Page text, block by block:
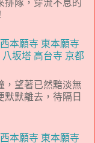
排隊，穿流不息的
，望著已然黯淡無
默默離去，待隔日